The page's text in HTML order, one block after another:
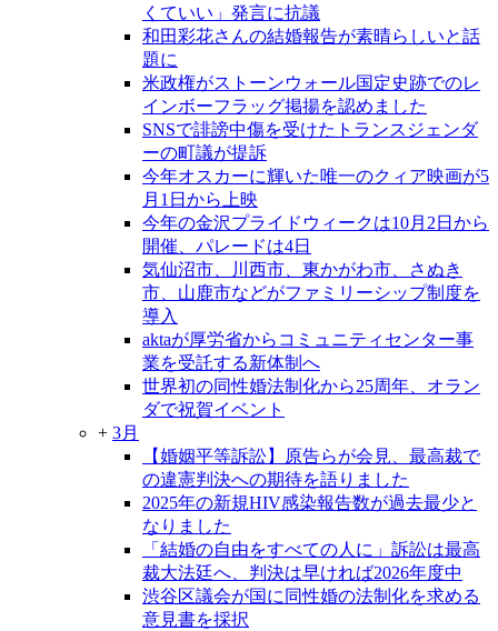
くていい」発言に抗議
和田彩花さんの結婚報告が素晴らしいと話
題に
米政権がストーンウォール国定史跡でのレ
インボーフラッグ掲揚を認めました
SNSで誹謗中傷を受けたトランスジェンダ
ーの町議が提訴
今年オスカーに輝いた唯一のクィア映画が5
月1日から上映
今年の金沢プライドウィークは10月2日から
開催、パレードは4日
気仙沼市、川西市、東かがわ市、さぬき
市、山鹿市などがファミリーシップ制度を
導入
aktaが厚労省からコミュニティセンター事
業を受託する新体制へ
世界初の同性婚法制化から25周年、オラン
ダで祝賀イベント
+ 3月
【婚姻平等訴訟】原告らが会見、最高裁で
の違憲判決への期待を語りました
2025年の新規HIV感染報告数が過去最少と
なりました
「結婚の自由をすべての人に」訴訟は最高
裁大法廷へ、判決は早ければ2026年度中
渋谷区議会が国に同性婚の法制化を求める
意見書を採択